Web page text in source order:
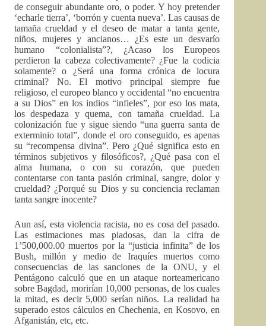
de conseguir abundante oro, o poder. Y hoy pretender
‘echarle tierra’, ‘borrón y cuenta nueva’. Las causas de
tamaña crueldad y el deseo de matar a tanta gente,
niños, mujeres y ancianos… ¿Es este un desvarío
humano “colonialista”?, ¿Acaso los Europeos
perdieron la cabeza colectivamente? ¿Fue la codicia
solamente? o ¿Será una forma crónica de locura
criminal? No. El motivo principal siempre fue
religioso, el europeo blanco y occidental “no encuentra
a su Dios” en los indios “infieles”, por eso los mata,
los despedaza y quema, con tamaña crueldad. La
colonización fue y sigue siendo “una guerra santa de
exterminio total”, donde el oro conseguido, es apenas
su “recompensa divina”. Pero ¿Qué significa esto en
términos subjetivos y filosóficos?, ¿Qué pasa con el
alma humana, o con su corazón, que pueden
contentarse con tanta pasión criminal, sangre, dolor y
crueldad? ¿Porqué su Dios y su conciencia reclaman
tanta sangre inocente?
Aun así, esta violencia racista, no es cosa del pasado.
Las estimaciones mas piadosas, dan la cifra de
1’500,000.00 muertos por la “justicia infinita” de los
Bush, millón y medio de Iraquíes muertos como
consecuencias de las sanciones de la ONU, y el
Pentágono calculó que en un ataque norteamericano
sobre Bagdad, morirían 10,000 personas, de los cuales
la mitad, es decir 5,000 serían niños. La realidad ha
superado estos cálculos en Chechenia, en Kosovo, en
Afganistán, etc, etc.